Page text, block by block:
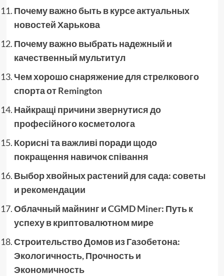
Почему важно быть в курсе актуальных
новостей Харькова
Почему важно выбрать надежный и
качественный мультитул
Чем хорошо снаряжение для стрелкового
спорта от Remington
Найкращі причини звернутися до
професійного косметолога
Корисні та важливі поради щодо
покращення навичок співання
Выбор хвойных растений для сада: советы
и рекомендации
Облачный майнинг и CGMD Miner: Путь к
успеху в криптовалютном мире
Строительство Домов из Газобетона:
Экологичность, Прочность и
Экономичность